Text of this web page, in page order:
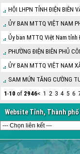
HỘI LHPN TỈNH ĐIỆN BIÊN
ỦY BAN MTTQ VIỆT NAM
Ủy ban MTTQ Việt Nam
PHƯỜNG ĐIỆN BIÊN PHỦ
ỦY BAN MTTQ VIỆT NAM
SAM MỨN TĂNG CƯỜNG
1-10 of 2946< 1 2 3 4 5 6
Website Tỉnh, Thành phố